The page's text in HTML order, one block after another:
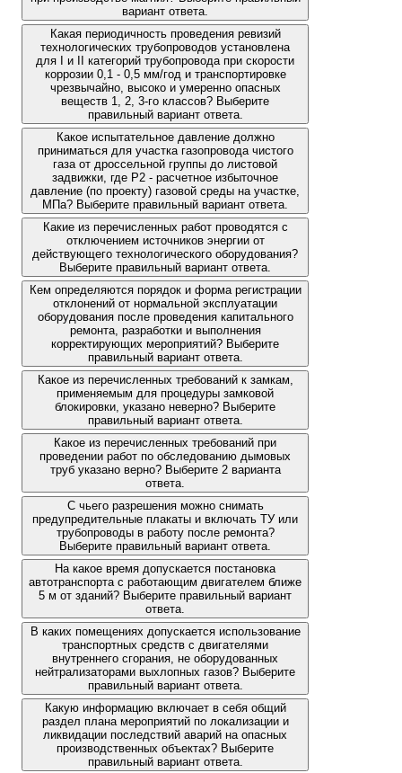
вариант ответа.
Какая периодичность проведения ревизий
технологических трубопроводов установлена
для I и II категорий трубопровода при скорости
коррозии 0,1 - 0,5 мм/год и транспортировке
чрезвычайно, высоко и умеренно опасных
веществ 1, 2, 3-го классов? Выберите
правильный вариант ответа.
Какое испытательное давление должно
приниматься для участка газопровода чистого
газа от дроссельной группы до листовой
задвижки, где Р2 - расчетное избыточное
давление (по проекту) газовой среды на участке,
МПа? Выберите правильный вариант ответа.
Какие из перечисленных работ проводятся с
отключением источников энергии от
действующего технологического оборудования?
Выберите правильный вариант ответа.
Кем определяются порядок и форма регистрации
отклонений от нормальной эксплуатации
оборудования после проведения капитального
ремонта, разработки и выполнения
корректирующих мероприятий? Выберите
правильный вариант ответа.
Какое из перечисленных требований к замкам,
применяемым для процедуры замковой
блокировки, указано неверно? Выберите
правильный вариант ответа.
Какое из перечисленных требований при
проведении работ по обследованию дымовых
труб указано верно? Выберите 2 варианта
ответа.
С чьего разрешения можно снимать
предупредительные плакаты и включать ТУ или
трубопроводы в работу после ремонта?
Выберите правильный вариант ответа.
На какое время допускается постановка
автотранспорта с работающим двигателем ближе
5 м от зданий? Выберите правильный вариант
ответа.
В каких помещениях допускается использование
транспортных средств с двигателями
внутреннего сгорания, не оборудованных
нейтрализаторами выхлопных газов? Выберите
правильный вариант ответа.
Какую информацию включает в себя общий
раздел плана мероприятий по локализации и
ликвидации последствий аварий на опасных
производственных объектах? Выберите
правильный вариант ответа.